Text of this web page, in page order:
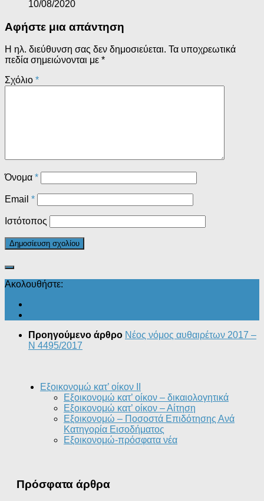
10/08/2020
Αφήστε μια απάντηση
Η ηλ. διεύθυνση σας δεν δημοσιεύεται. Τα υποχρεωτικά
πεδία σημειώνονται με *
Σχόλιο *
Όνομα *
Email *
Ιστότοπος
Ακολουθήστε:
Προηγούμενο άρθρο Νέος νόμος αυθαιρέτων 2017 –
Ν 4495/2017
Εξοικονομώ κατ’ οίκον II
Εξοικονομώ κατ’ οίκον – δικαιολογητικά
Εξοικονομώ κατ’ οίκον – Αίτηση
Εξοικονομώ – Ποσοστά Επιδότησης Ανά
Κατηγορία Εισοδήματος
Εξοικονομώ-πρόσφατα νέα
Πρόσφατα άρθρα